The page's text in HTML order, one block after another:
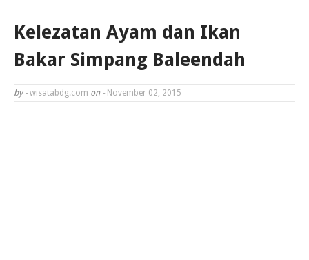
Kelezatan Ayam dan Ikan
Bakar Simpang Baleendah
by - wisatabdg.com on - November 02, 2015